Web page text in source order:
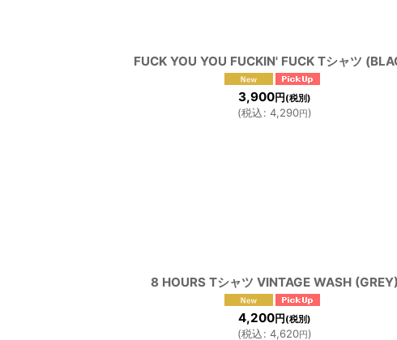
FUCK YOU YOU FUCKIN' FUCK Tシャツ
3,900円 (税別)
(税込: 4,290円)
8 HOURS Tシャツ VINTAGE WASH (GREY)
4,200円 (税別)
(税込: 4,620円)